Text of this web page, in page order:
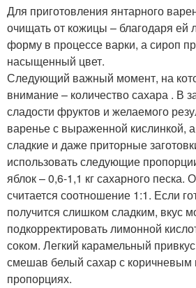
Для приготовления янтарного
очищать от кожицы – благодаря ей
форму в процессе варки, а сироп
насыщенный цвет.
Следующий важный момент, на
внимание – количество сахара . В
сладости фруктов и желаемого
варенье с выраженной кислинкой,
сладкие и даже приторные
использовать следующие
яблок – 0,6-1,1 кг сахарного песка.
считается соотношение 1:1. Если
получится слишком сладким, вкус
подкорректировать лимонной
соком. Легкий карамельный
смешав белый сахар с коричневым
пропорциях.